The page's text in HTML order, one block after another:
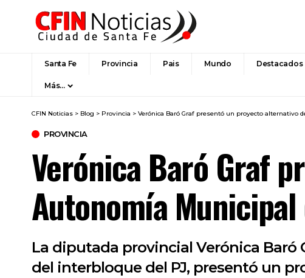
Santa Fe Provincia Pais Mundo Destacados
Más…
CFIN Noticias > Blog > Provincia > Verónica Baró Graf presentó un proyecto alternativo
PROVINCIA
Verónica Baró Graf
Autonomía Municipal
La diputada provincial Verónica Baró
del interbloque del PJ, presentó un